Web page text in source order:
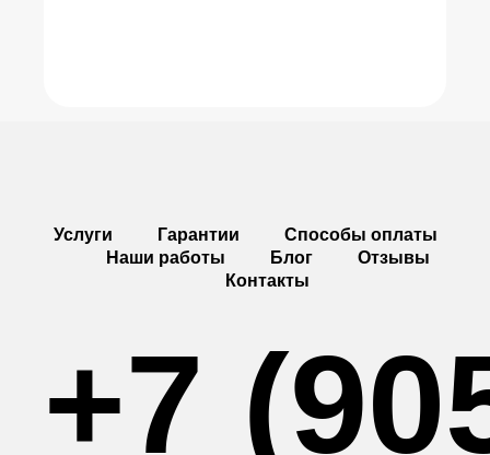
Услуги Гарантии
Способы оплаты
Наши работы
Блог
Отзывы
Контакты
+7